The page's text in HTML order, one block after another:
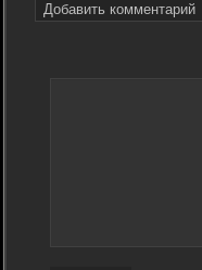
Добавить комментарий